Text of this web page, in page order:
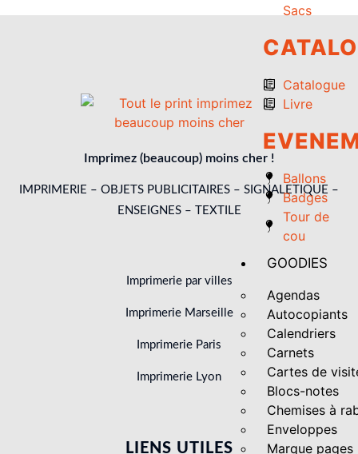
Sacs
Catalogue
Livre
Ballons
Badges
Tour de
cou
GOODIES
Agendas
Autocopiants
Calendriers
Carnets
Cartes de
Blocs-notes
Chemises à
Enveloppes
Marque pages
Imprimez (beaucoup) moins cher !
IMPRIMERIE – OBJETS PUBLICITAIRES – SIGNALETIQUE –
ENSEIGNES – TEXTILE
Imprimerie par villes
Imprimerie Marseille
Imprimerie Paris
Imprimerie Lyon
LIENS UTILES